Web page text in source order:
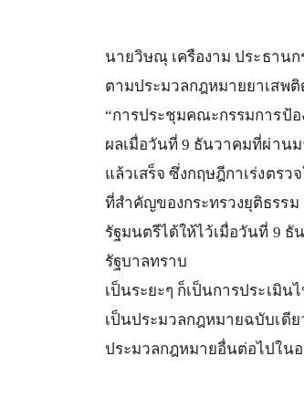
นายวิษณุ เครืองาม ประธานก
ตามประมวลกฎหมายยาเสพ
“การประชุมคณะกรรมการป้
ผลเมื่อวันที่ 9 ธันวาคมที่ผ่านม
แล้วเสร็จ ซึ่งกฤษฎีกาเร่งตรวจ
ที่สำคัญของกระทรวงยุติธรรม
รัฐมนตรีได้ให้ไว้เมื่อวันที่ 9 ธั
รัฐบาลทราบ
เป็นระยะๆ ก็เป็นการประเมิน
เป็นประมวลกฎหมายฉบับเดี
ประมวลกฎหมายอื่นต่อไปใน